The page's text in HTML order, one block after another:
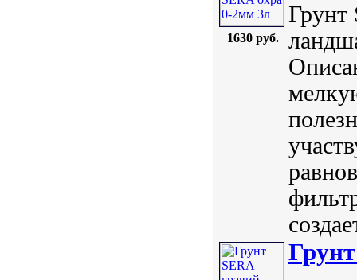
1630 руб.
Грунт